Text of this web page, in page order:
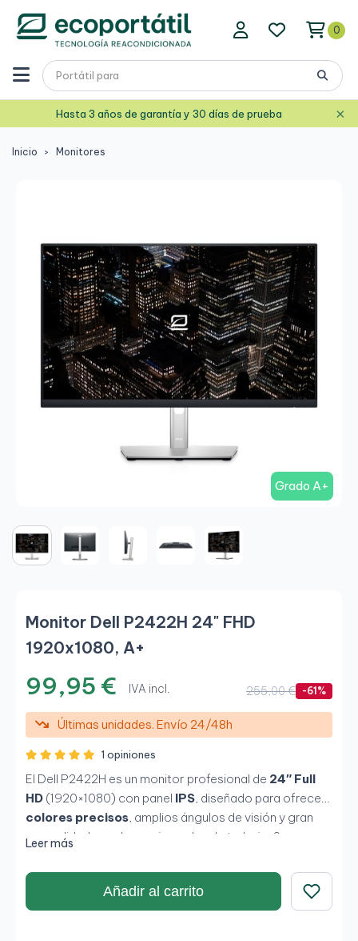
0
Hasta 3 años de garantía y 30 días de prueba ×
Inicio Monitores
Grado A+
Monitor Dell P2422H 24" FHD
1920x1080, A+
99,95 € IVA incl. 255,00 € -61%
Últimas unidades. Envío 24/48h
1 opiniones
El Dell P2422H es un monitor profesional de 24″ Full
HD (1920×1080) con panel IPS, diseñado para ofrecer
colores precisos, amplios ángulos de visión y gran
comodidad para largas jornadas de trabajo. Su
versátil lo hacen ideal para oficinas, teletrabajo y
entornos corporativos que requieren fiabilidad,
eficiencia y buen rendimiento visual.
Leer más
Añadir al carrito